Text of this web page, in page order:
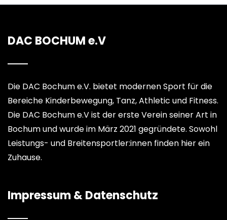
DAC BOCHUM e.V
Die DAC Bochum e.V. bietet modernen Sport für die
Bereiche Kinderbewegung, Tanz, Athletic und Fitness.
Die DAC Bochum e.V ist der erste Verein seiner Art in
Bochum und wurde im März 2021 gegründete. Sowohl
Leistungs- und Breitensportler:innen finden hier ein
Zuhause.
Impressum & Datenschutz